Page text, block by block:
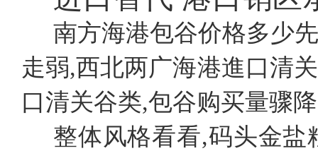
南方海港包谷价格多少
走弱,西北两广海港進口清
口清关谷类,包谷购买量骤
整体风格看看,码头金